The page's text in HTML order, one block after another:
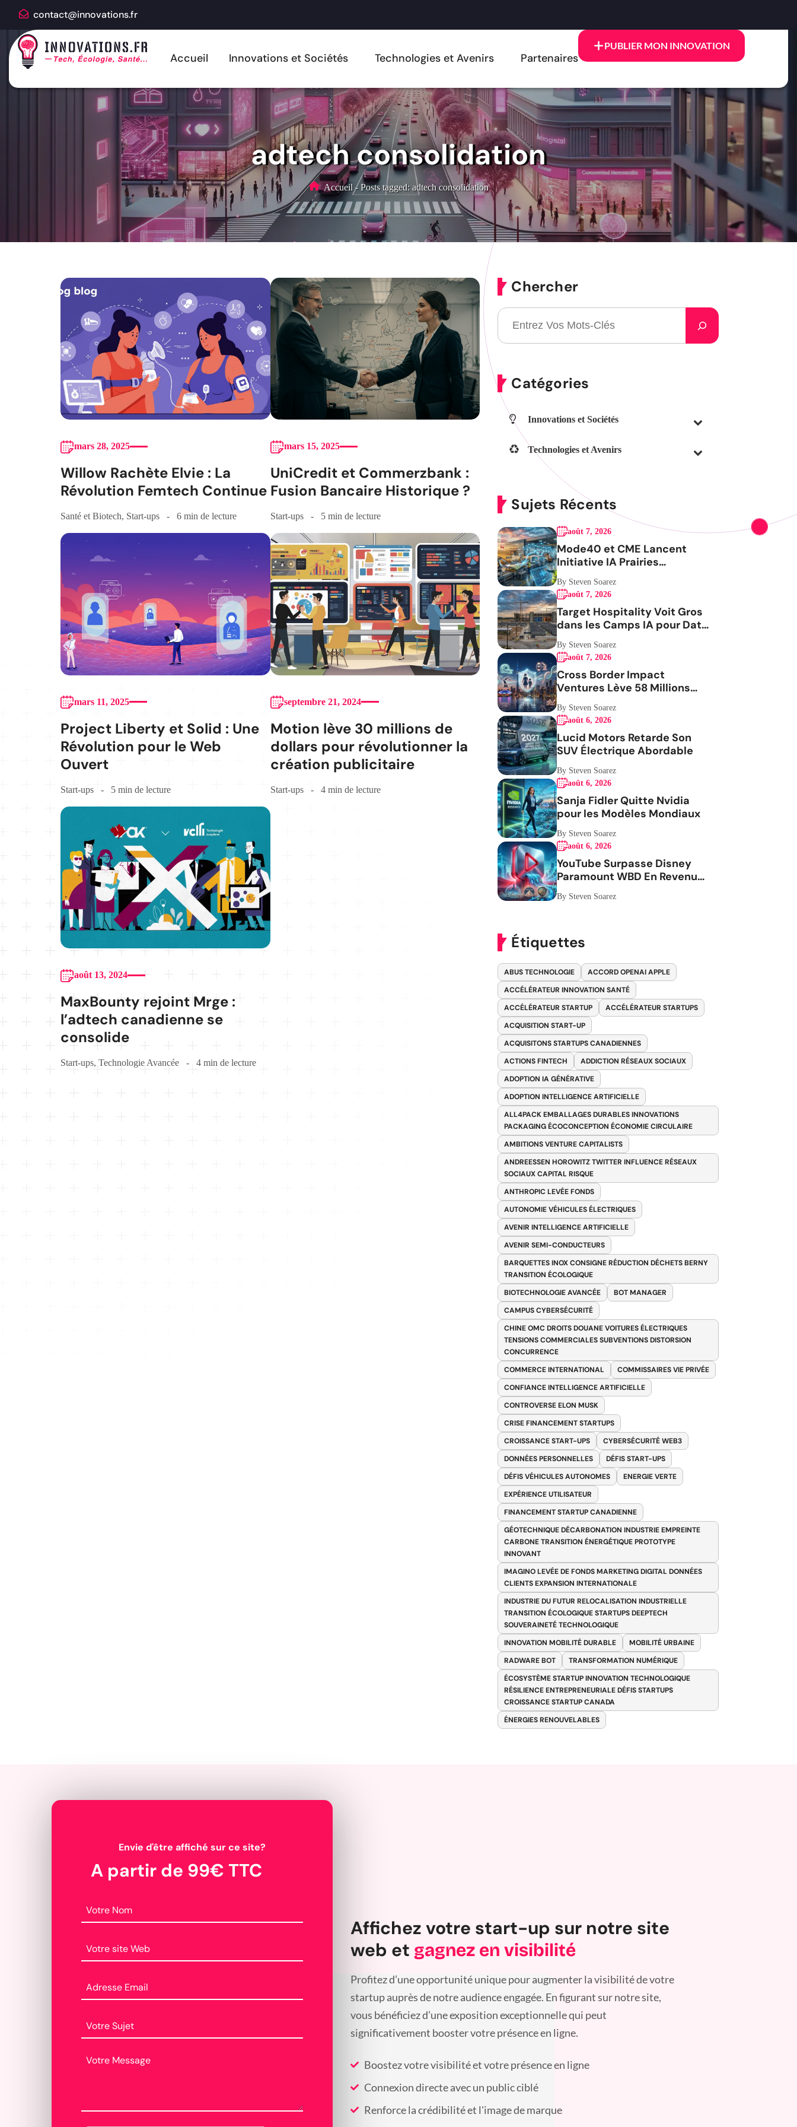
contact@innovations.fr
Accueil Innovations et Sociétés Technologies et Avenirs Partenaires
PUBLIER MON INNOVATION
adtech consolidation
Accueil - Posts tagged: adtech consolidation
mars 28, 2025
Willow Rachète Elvie : La
Révolution Femtech Continue
Santé et Biotech, Start-ups 6 min de lecture
mars 15, 2025
UniCredit et Commerzbank :
Fusion Bancaire Historique ?
Start-ups 5 min de lecture
mars 11, 2025
Project Liberty et Solid : Une
Révolution pour le Web
Ouvert
Start-ups 5 min de lecture
septembre 21, 2024
Motion lève 30 millions de
dollars pour révolutionner la
création publicitaire
Start-ups 4 min de lecture
août 13, 2024
MaxBounty rejoint Mrge :
l’adtech canadienne se
consolide
Start-ups, Technologie Avancée 4 min de lecture
Chercher
Catégories
Innovations et Sociétés
Technologies et Avenirs
Sujets Récents
août 7, 2026
Mode40 et CME Lancent
Initiative IA Prairies
Aérospatiale
By Steven Soarez
août 7, 2026
Target Hospitality Voit Gros
dans les Camps IA pour Data
Centers
By Steven Soarez
août 7, 2026
Cross Border Impact
Ventures Lève 58 Millions
USD Pour Santé Femmes
By Steven Soarez
août 6, 2026
Lucid Motors Retarde Son
SUV Électrique Abordable
By Steven Soarez
août 6, 2026
Sanja Fidler Quitte Nvidia
pour les Modèles Mondiaux
By Steven Soarez
août 6, 2026
YouTube Surpasse Disney
Paramount WBD En Revenus
Publicitaires
By Steven Soarez
Étiquettes
ABUS TECHNOLOGIE
ACCORD OPENAI APPLE
ACCÉLÉRATEUR INNOVATION SANTÉ
ACCÉLÉRATEUR STARTUP
ACCÉLÉRATEUR STARTUPS
ACQUISITION START-UP
ACQUISITONS STARTUPS CANADIENNES
ACTIONS FINTECH
ADDICTION RÉSEAUX SOCIAUX
ADOPTION IA GÉNÉRATIVE
ADOPTION INTELLIGENCE ARTIFICIELLE
ALL4PACK EMBALLAGES DURABLES INNOVATIONS
PACKAGING ÉCOCONCEPTION ÉCONOMIE CIRCULAIRE
AMBITIONS VENTURE CAPITALISTS
ANDREESSEN HOROWITZ TWITTER INFLUENCE RÉSEAUX
SOCIAUX CAPITAL RISQUE
ANTHROPIC LEVÉE FONDS
AUTONOMIE VÉHICULES ÉLECTRIQUES
AVENIR INTELLIGENCE ARTIFICIELLE
AVENIR SEMI-CONDUCTEURS
BARQUETTES INOX CONSIGNE RÉDUCTION DÉCHETS BERNY
TRANSITION ÉCOLOGIQUE
BIOTECHNOLOGIE AVANCÉE
BOT MANAGER
CAMPUS CYBERSÉCURITÉ
CHINE OMC DROITS DOUANE VOITURES ÉLECTRIQUES
TENSIONS COMMERCIALES SUBVENTIONS DISTORSION
CONCURRENCE
COMMERCE INTERNATIONAL
COMMISSAIRES VIE PRIVÉE
CONFIANCE INTELLIGENCE ARTIFICIELLE
CONTROVERSE ELON MUSK
CRISE FINANCEMENT STARTUPS
CROISSANCE START-UPS
CYBERSÉCURITÉ WEB3
DONNÉES PERSONNELLES
DÉFIS START-UPS
DÉFIS VÉHICULES AUTONOMES
ENERGIE VERTE
EXPÉRIENCE UTILISATEUR
FINANCEMENT STARTUP CANADIENNE
GÉOTECHNIQUE DÉCARBONATION INDUSTRIE EMPREINTE
CARBONE TRANSITION ÉNERGÉTIQUE PROTOTYPE
INNOVANT
IMAGINO LEVÉE DE FONDS MARKETING DIGITAL DONNÉES
CLIENTS EXPANSION INTERNATIONALE
INDUSTRIE DU FUTUR RELOCALISATION INDUSTRIELLE
TRANSITION ÉCOLOGIQUE STARTUPS DEEPTECH
SOUVERAINETÉ TECHNOLOGIQUE
INNOVATION MOBILITÉ DURABLE
MOBILITÉ URBAINE
RADWARE BOT
TRANSFORMATION NUMÉRIQUE
ÉCOSYSTÈME STARTUP INNOVATION TECHNOLOGIQUE
RÉSILIENCE ENTREPRENEURIALE DÉFIS STARTUPS
CROISSANCE STARTUP CANADA
ÉNERGIES RENOUVELABLES
Envie d'être affiché sur ce site?
A partir de 99€ TTC
Affichez votre start-up sur notre site
web et gagnez en visibilité
Profitez d’une opportunité unique pour augmenter la visibilité de votre
startup auprès de notre audience engagée. En figurant sur notre site,
vous bénéficiez d’une exposition exceptionnelle qui peut
significativement booster votre présence en ligne.
Boostez votre visibilité et votre présence en ligne
Connexion directe avec un public ciblé
Renforce la crédibilité et l'image de marque